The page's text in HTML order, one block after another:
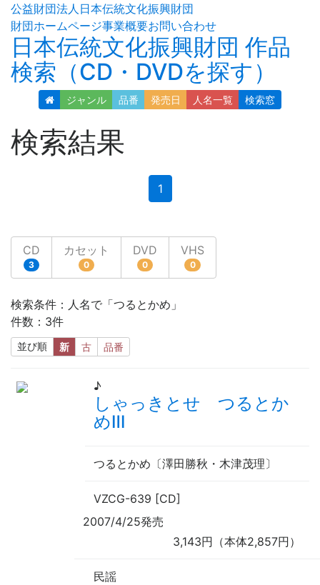
公益財団法人日本伝統文化振興財団
財団ホームページ事業概要お問い合わせ
日本伝統文化振興財団 作品
検索（CD・DVDを探す）
ジャンル 品番 発売日 人名一覧 検索窓
検索結果
1(current)
CD
3
カセット
0
DVD
0
VHS
0
検索条件：人名で「つるとかめ」
件数：3件
並び順 新 古 品番
♪
しゃっきとせ つるとか
めⅢ
つるとかめ〔澤田勝秋・木津茂理〕
VZCG-639 [CD]
2007/4/25発売
3,143円（本体2,857円）
民謡